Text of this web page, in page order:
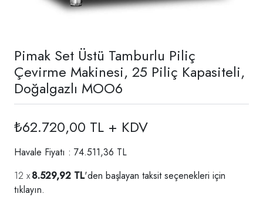
Pimak Set Üstü Tamburlu Piliç
Çevirme Makinesi, 25 Piliç Kapasiteli,
Doğalgazlı MOO6
₺62.720,00 TL + KDV
Havale Fiyatı : 74.511,36 TL
8.529,92 TL'den başlayan taksit seçenekleri için
tıklayın.